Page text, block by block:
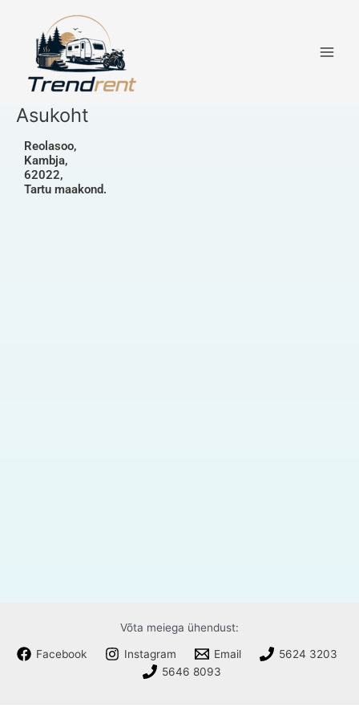
content
Asukoht
Reolasoo,
Kambja,
62022,
Tartu maakond.
Võta meiega ühendust:
Facebook Instagram Email
5624 3203
5646 8093